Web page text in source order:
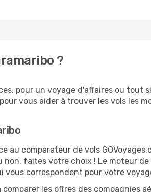
?
pour un voyage d'affaires ou tout
vous aider à trouver les vols les
au comparateur de vols
faites votre choix ! Le moteur
correspondent pour votre
les offres des compagnies